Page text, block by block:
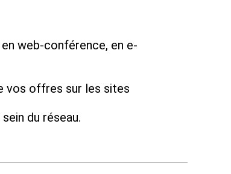
web-conférence, en e-
vos offres sur les sites
du réseau.